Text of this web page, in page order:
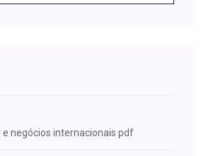
negócios internacionais pdf